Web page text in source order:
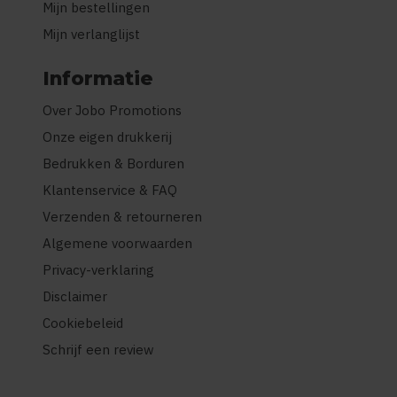
Mijn bestellingen
Mijn verlanglijst
Informatie
Over Jobo Promotions
Onze eigen drukkerij
Bedrukken & Borduren
Klantenservice & FAQ
Verzenden & retourneren
Algemene voorwaarden
Privacy-verklaring
Disclaimer
Cookiebeleid
Schrijf een review